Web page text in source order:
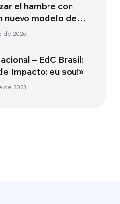
el hambre con
nuevo modelo de
para las
de 2026
– EdC Brasil:
Impacto: eu sou!»
de 2023